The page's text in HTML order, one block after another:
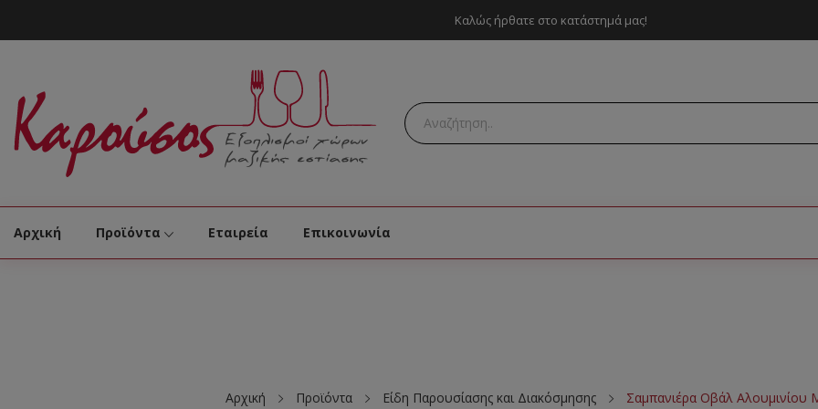
Καλώς ήρθατε στο κατάστημά μας!
Αρχική Προϊόντα Εταιρεία Επικοινωνία
Αρχική Προϊόντα Είδη Παρουσίασης και Διακόσμησης Σαμπανιέρα Οβάλ Αλουμινίου